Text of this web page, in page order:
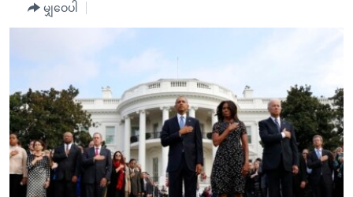
ပင်မ
အ
ညွန်း
စာမျက်နှာ
အစ္စရေး-ပါလက်စတိုင်း
အင်္ဂလိပ်စာလေ့လာမယ်
ရုပ်ရှင်ထဲက အင်္ဂလိပ်စာ
သုတပဒေသာ အင်္ဂလိပ်စာ
တီဗွီ
ရေဒီယိုနှင့်ရုပ်သံ အချက်အလက်များ
ရေဒီယို/တီဗွီအစီအစဉ်
Learning English
ဗွီအိုအေ လူမှုကွန်ယက်များ
မျှဝေပါ